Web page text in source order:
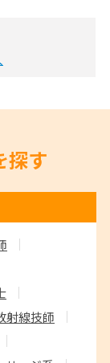
探す
射線技師